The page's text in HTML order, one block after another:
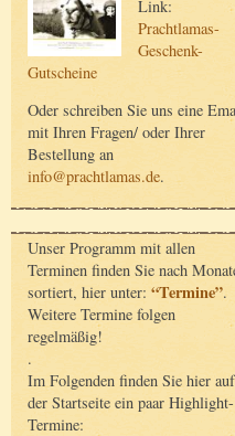
Link:
Prachtlamas-
Geschenk-
Gutscheine
Oder schreiben Sie uns eine
mit Ihren Fragen/ oder Ihrer
Bestellung an
info@prachtlamas.de.
Unser Programm mit allen
Terminen finden Sie nach
sortiert, hier unter: “Termine”.
Weitere Termine folgen
regelmäßig!
.
Im Folgenden finden Sie hier auf
der Startseite ein paar Highlight-
Termine: